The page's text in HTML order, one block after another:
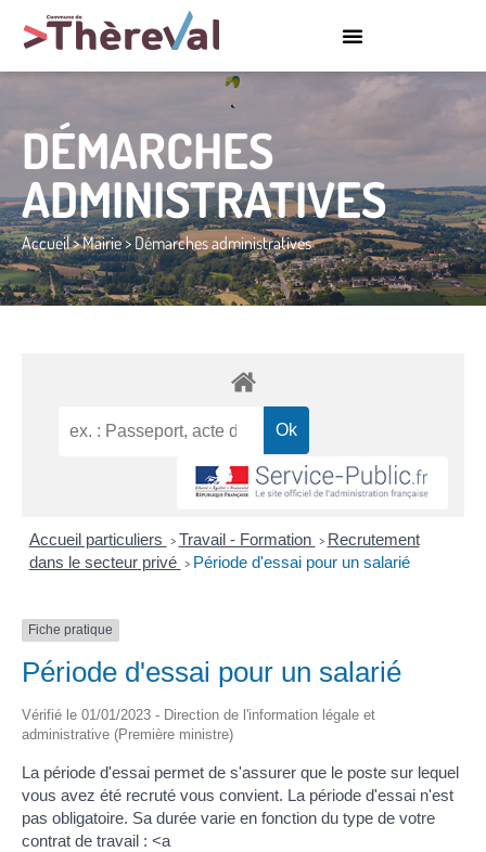
DÉMARCHES
ADMINISTRATIVES
Accueil>Mairie>Démarches administratives
Accueil particuliers > Travail - Formation > Recrutement
dans le secteur privé > Période d'essai pour un salarié
Fiche pratique
Période d'essai pour un salarié
Vérifié le 01/01/2023 - Direction de l'information légale et
administrative (Première ministre)
La période d'essai permet de s'assurer que le poste sur lequel
vous avez été recruté vous convient. La période d'essai n'est
pas obligatoire. Sa durée varie en fonction du type de votre
contrat de travail : <a